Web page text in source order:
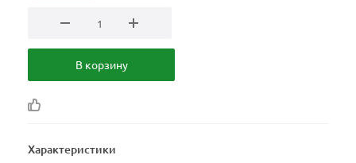
В корзину
Характеристики